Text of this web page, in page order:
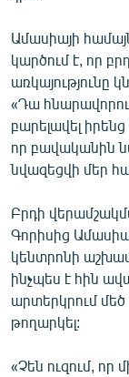
Ամասիայի
կարծում է, որ
«Դա
բարելավել
որ բավականին
նվազեցվի մեր
Բրդի
Գորիսից Ամասիա
կենտրոնի
ինչպես է հին
արտերկրում
թողարկել:
«Չեն ուզում, որ